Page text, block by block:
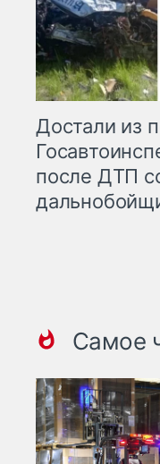
Достали из
после ДТП
Самое